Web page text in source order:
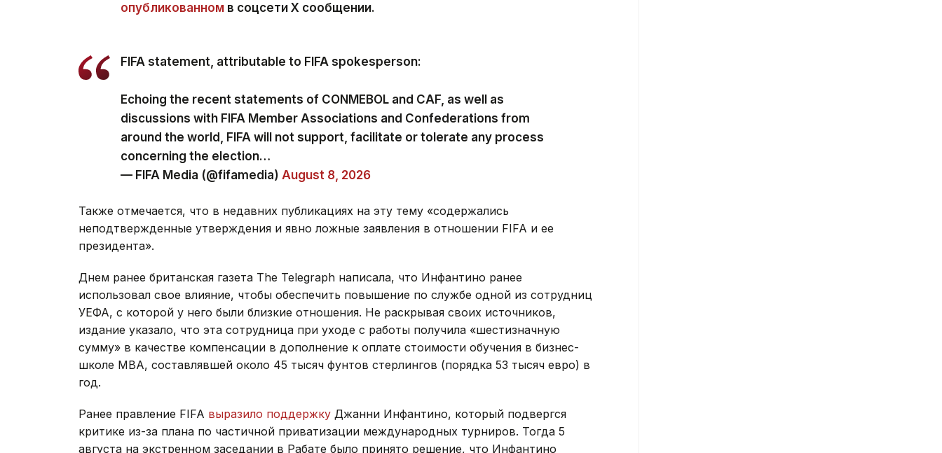
опубликованном в соцсети Х сообщении.
FIFA statement, attributable to FIFA spokesperson:
Echoing the recent statements of CONMEBOL and CAF, as well as
discussions with FIFA Member Associations and Confederations from
around the world, FIFA will not support, facilitate or tolerate any process
concerning the election…
— FIFA Media (@fifamedia) August 8, 2026
Также отмечается, что в недавних публикациях на эту тему «содержались
неподтвержденные утверждения и явно ложные заявления в отношении FIFA и ее
президента».
Днем ранее британская газета The Telegraph написала, что Инфантино ранее
использовал свое влияние, чтобы обеспечить повышение по службе одной из сотрудниц
УЕФА, с которой у него были близкие отношения. Не раскрывая своих источников,
издание указало, что эта сотрудница при уходе с работы получила «шестизначную
сумму» в качестве компенсации в дополнение к оплате стоимости обучения в бизнес-
школе МВА, составлявшей около 45 тысяч фунтов стерлингов (порядка 53 тысяч евро) в
год.
Ранее правление FIFA выразило поддержку Джанни Инфантино, который подвергся
критике из-за плана по частичной приватизации международных турниров. Тогда 5
августа на экстренном заседании в Рабате было принято решение, что Инфантино